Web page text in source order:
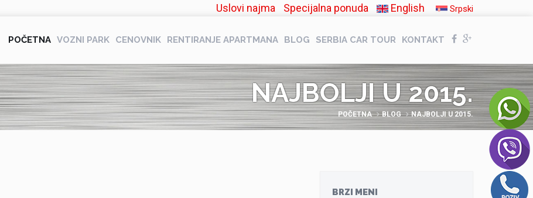
Uslovi najma Specijalna ponuda English Srpski
POČETNA VOZNI PARK CENOVNIK RENTIRANJE APARTMANA BLOG SERBIA CAR TOUR KONTAKT
NAJBOLJI U 2015.
POČETNA BLOG NAJBOLJI U 2015.
BRZI MENI